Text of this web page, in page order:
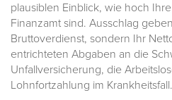
plausiblen Einblick, wie hoch
Finanzamt sind. Ausschlag
Bruttoverdienst, sondern Ihr
entrichteten Abgaben an die
Unfallversicherung, die
Lohnfortzahlung im Krankheitsfall.